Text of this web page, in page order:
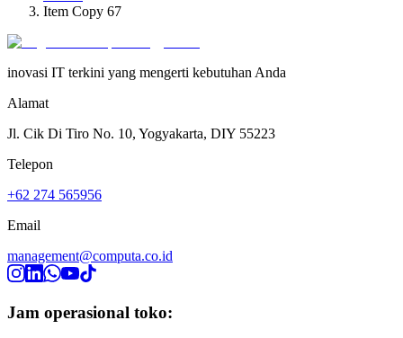
Item Copy 67
inovasi IT terkini yang mengerti kebutuhan Anda
Alamat
Jl. Cik Di Tiro No. 10, Yogyakarta, DIY 55223
Telepon
+62 274 565956
Email
management@computa.co.id
Jam operasional toko: